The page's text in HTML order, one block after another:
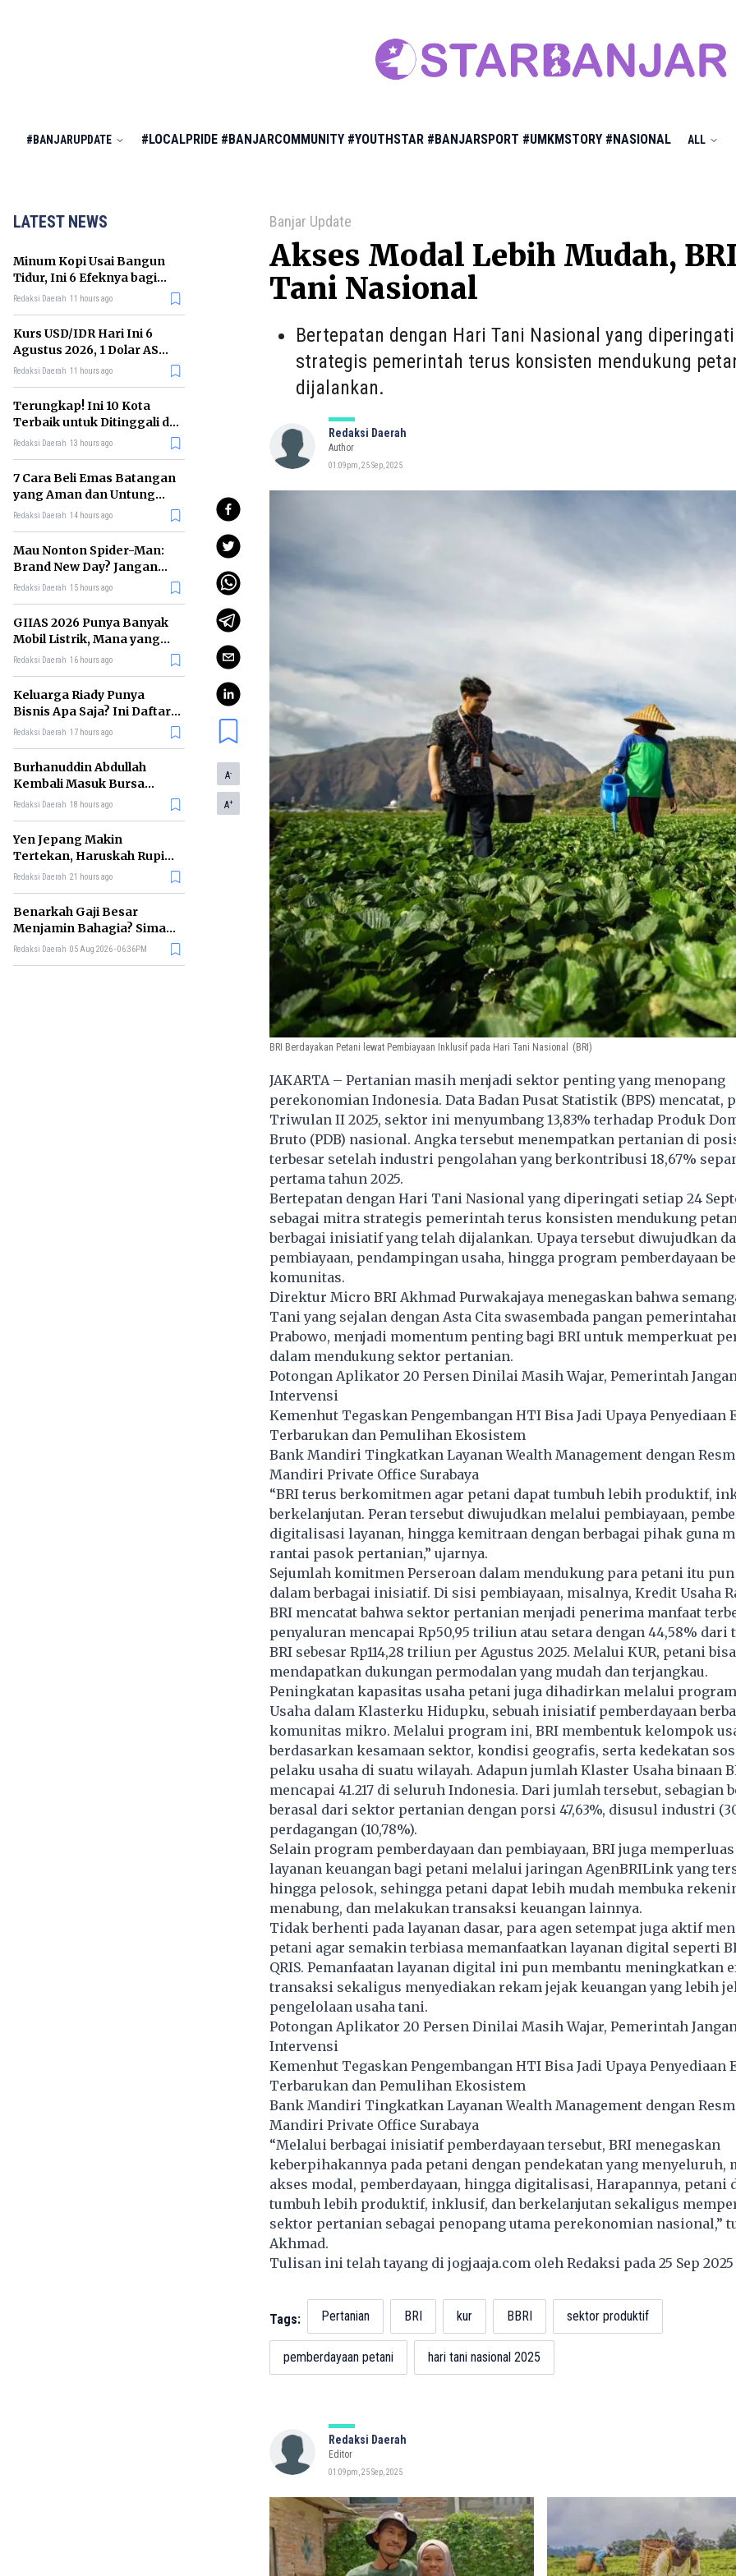
#BANJARUPDATE #LOCALPRIDE #BANJARCOMMUNITY #YOUTHSTAR #BANJARSPORT #UMKMSTORY #NASIONAL ALL
LATEST NEWS
Minum Kopi Usai Bangun
Tidur, Ini 6 Efeknya bagi
Kesehatan Tubuh
Redaksi Daerah 11 hours ago
Kurs USD/IDR Hari Ini 6
Agustus 2026, 1 Dolar AS
Kini Berapa Rupiah?
Redaksi Daerah 11 hours ago
Terungkap! Ini 10 Kota
Terbaik untuk Ditinggali di
Dunia Tahun 2026
Redaksi Daerah 13 hours ago
7 Cara Beli Emas Batangan
yang Aman dan Untung
untuk Pemula
Redaksi Daerah 14 hours ago
Mau Nonton Spider-Man:
Brand New Day? Jangan
Lewatkan 6 Film Penting
Redaksi Daerah 15 hours ago
GIIAS 2026 Punya Banyak
Mobil Listrik, Mana yang
Cocok untuk Gaji Rp10 Juta?
Redaksi Daerah 16 hours ago
Keluarga Riady Punya
Bisnis Apa Saja? Ini Daftar
Kerajaan Usahanya
Redaksi Daerah 17 hours ago
Burhanuddin Abdullah
Kembali Masuk Bursa
Gubernur BI, Ini Rekam
Redaksi Daerah 18 hours ago
Yen Jepang Makin
Tertekan, Haruskah Rupiah
Ikut Khawatir?
Redaksi Daerah 21 hours ago
Benarkah Gaji Besar
Menjamin Bahagia? Simak
Penjelasan Ilmu Ekonomi
Redaksi Daerah 05 Aug 2026 - 06:36PM
Banjar Update
Akses Modal Lebih Mudah,
Tani Nasional
Bertepatan dengan Hari Tani Nasional yang
strategis pemerintah terus konsisten mendukung
dijalankan.
Redaksi Daerah
Author
01:09pm, 25 Sep, 2025
A-
A+
BRI Berdayakan Petani lewat Pembiayaan Inklusif pada Hari Tani Nasional (BRI)
JAKARTA – Pertanian masih menjadi sektor penting yang menopang
perekonomian Indonesia. Data Badan Pusat Statistik (BPS) mencatat,
Triwulan II 2025, sektor ini menyumbang 13,83% terhadap Produk
Bruto (PDB) nasional. Angka tersebut menempatkan pertanian di
terbesar setelah industri pengolahan yang berkontribusi 18,67%
pertama tahun 2025.
Bertepatan dengan Hari Tani Nasional yang diperingati setiap 24
sebagai mitra strategis pemerintah terus konsisten mendukung
berbagai inisiatif yang telah dijalankan. Upaya tersebut diwujudkan
pembiayaan, pendampingan usaha, hingga program pemberdayaan
komunitas.
Direktur Micro BRI Akhmad Purwakajaya menegaskan bahwa
Tani yang sejalan dengan Asta Cita swasembada pangan
Prabowo, menjadi momentum penting bagi BRI untuk memperkuat
dalam mendukung sektor pertanian.
Potongan Aplikator 20 Persen Dinilai Masih Wajar, Pemerintah
Intervensi
Kemenhut Tegaskan Pengembangan HTI Bisa Jadi Upaya Penyediaan
Terbarukan dan Pemulihan Ekosistem
Bank Mandiri Tingkatkan Layanan Wealth Management dengan
Mandiri Private Office Surabaya
“BRI terus berkomitmen agar petani dapat tumbuh lebih produktif,
berkelanjutan. Peran tersebut diwujudkan melalui pembiayaan,
digitalisasi layanan, hingga kemitraan dengan berbagai pihak guna
rantai pasok pertanian,” ujarnya.
Sejumlah komitmen Perseroan dalam mendukung para petani itu
dalam berbagai inisiatif. Di sisi pembiayaan, misalnya, Kredit Usaha
BRI mencatat bahwa sektor pertanian menjadi penerima manfaat
penyaluran mencapai Rp50,95 triliun atau setara dengan 44,58% dari
BRI sebesar Rp114,28 triliun per Agustus 2025. Melalui KUR, petani bisa
mendapatkan dukungan permodalan yang mudah dan terjangkau.
Peningkatan kapasitas usaha petani juga dihadirkan melalui
Usaha dalam Klasterku Hidupku, sebuah inisiatif pemberdayaan
komunitas mikro. Melalui program ini, BRI membentuk kelompok
berdasarkan kesamaan sektor, kondisi geografis, serta kedekatan
pelaku usaha di suatu wilayah. Adapun jumlah Klaster Usaha binaan
mencapai 41.217 di seluruh Indonesia. Dari jumlah tersebut, sebagian
berasal dari sektor pertanian dengan porsi 47,63%, disusul industri
perdagangan (10,78%).
Selain program pemberdayaan dan pembiayaan, BRI juga
layanan keuangan bagi petani melalui jaringan AgenBRILink yang
hingga pelosok, sehingga petani dapat lebih mudah membuka
menabung, dan melakukan transaksi keuangan lainnya.
Tidak berhenti pada layanan dasar, para agen setempat juga aktif
petani agar semakin terbiasa memanfaatkan layanan digital seperti
QRIS. Pemanfaatan layanan digital ini pun membantu meningkatkan
transaksi sekaligus menyediakan rekam jejak keuangan yang lebih
pengelolaan usaha tani.
Potongan Aplikator 20 Persen Dinilai Masih Wajar, Pemerintah
Intervensi
Kemenhut Tegaskan Pengembangan HTI Bisa Jadi Upaya Penyediaan
Terbarukan dan Pemulihan Ekosistem
Bank Mandiri Tingkatkan Layanan Wealth Management dengan
Mandiri Private Office Surabaya
“Melalui berbagai inisiatif pemberdayaan tersebut, BRI menegaskan
keberpihakannya pada petani dengan pendekatan yang menyeluruh,
akses modal, pemberdayaan, hingga digitalisasi, Harapannya, petani
tumbuh lebih produktif, inklusif, dan berkelanjutan sekaligus
sektor pertanian sebagai penopang utama perekonomian nasional,”
Akhmad.
Tulisan ini telah tayang di jogjaaja.com oleh Redaksi pada 25 Sep
Tags: Pertanian BRI kur BBRI sektor produktif
pemberdayaan petani hari tani nasional 2025
Redaksi Daerah
Editor
01:09pm, 25 Sep, 2025